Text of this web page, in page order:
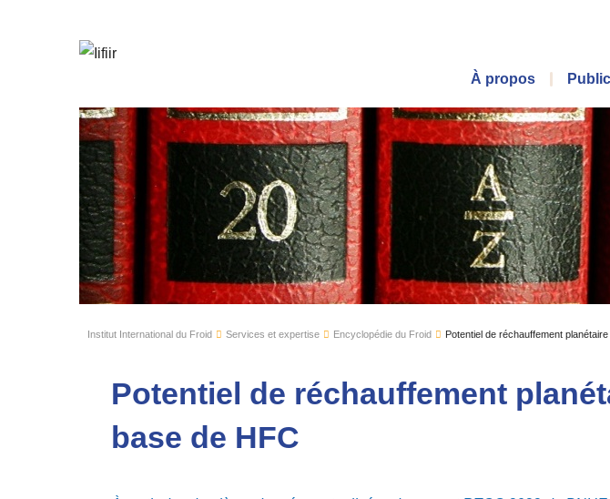
Menu principal
À propos
Institut International du Froid Services et expertise Encyclopédie du Froid Potentiel de réchauffement
Potentiel de réchauffement
base de HFC